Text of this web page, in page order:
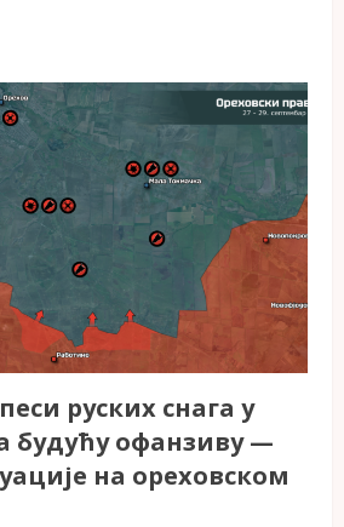
руских снага у
будућу офанзиву —
на ореховском